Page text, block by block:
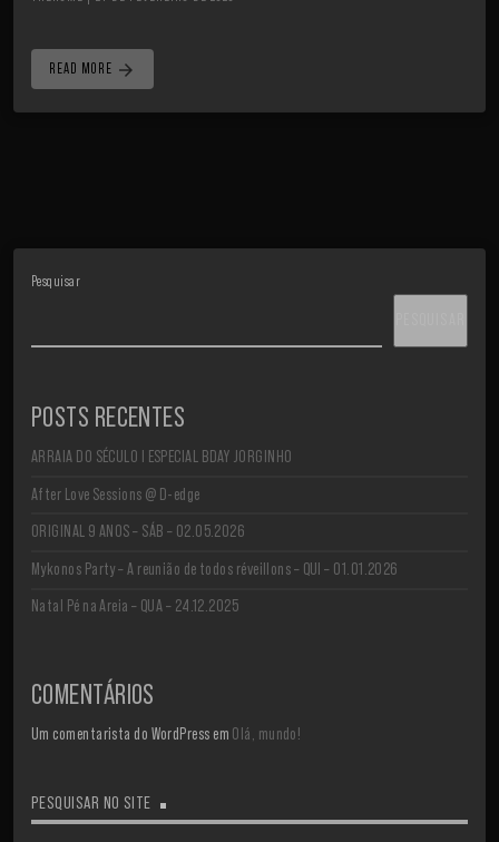
READ MORE arrow_forward
Pesquisar
POSTS RECENTES
ARRAIA DO SÉCULO I ESPECIAL BDAY JORGINHO
After Love Sessions @ D-edge
ORIGINAL 9 ANOS – SÁB – 02.05.2026
Mykonos Party – A reunião de todos réveillons – QUI – 01.01.2026
Natal Pé na Areia – QUA – 24.12.2025
COMENTÁRIOS
Um comentarista do WordPress em Olá, mundo!
PESQUISAR NO SITE